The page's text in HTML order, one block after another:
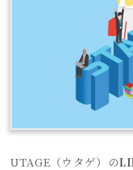
UTAGE（ウタゲ）の